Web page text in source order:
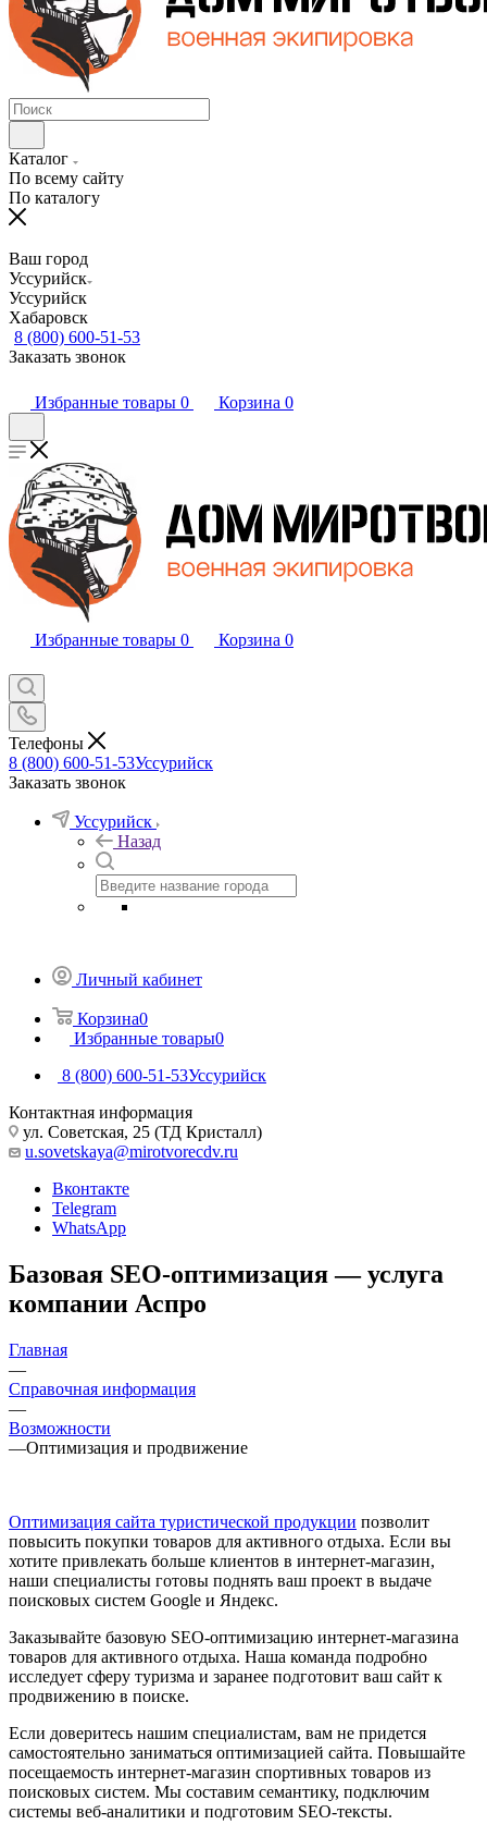
Каталог
По всему сайту
По каталогу
Ваш город
Уссурийск
Уссурийск
Хабаровск
8 (800) 600-51-53
Заказать звонок
Избранные товары 0 Корзина 0
Избранные товары 0 Корзина 0
Телефоны
8 (800) 600-51-53Уссурийск
Заказать звонок
Уссурийск
Назад
Личный кабинет
Корзина0
Избранные товары0
8 (800) 600-51-53Уссурийск
Контактная информация
ул. Советская, 25 (ТД Кристалл)
u.sovetskaya@mirotvorecdv.ru
Вконтакте
Telegram
WhatsApp
Базовая SEO-оптимизация — услуга
компании Аспро
Главная
—
Справочная информация
—
Возможности
—Оптимизация и продвижение
Оптимизация сайта туристической продукции позволит
повысить покупки товаров для активного отдыха. Если вы
хотите привлекать больше клиентов в интернет-магазин,
наши специалисты готовы поднять ваш проект в выдаче
поисковых систем Google и Яндекс.
Заказывайте базовую SEO-оптимизацию интернет-магазина
товаров для активного отдыха. Наша команда подробно
исследует сферу туризма и заранее подготовит ваш сайт к
продвижению в поиске.
Если доверитесь нашим специалистам, вам не придется
самостоятельно заниматься оптимизацией сайта. Повышайте
посещаемость интернет-магазин спортивных товаров из
поисковых систем. Мы составим семантику, подключим
системы веб-аналитики и подготовим SEO-тексты.